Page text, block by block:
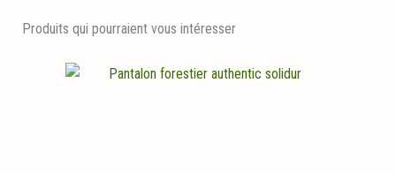
Produits qui pourraient vous intéresser